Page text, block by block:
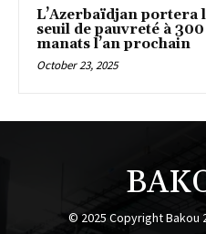
L’Azerbaïdjan portera
seuil de pauvreté à 300
manats l’an prochain
October 23, 2025
© 2025 Copyright Bakou